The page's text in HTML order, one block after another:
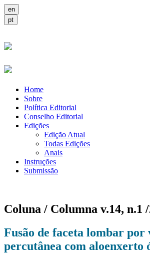
Home
Sobre
Política Editorial
Conselho Editorial
Edições
Edição Atual
Todas Edições
Anais
Instruções
Submissão
Coluna / Columna v.14, n.1
Fusão de faceta lombar por
percutânea com aloenxerto